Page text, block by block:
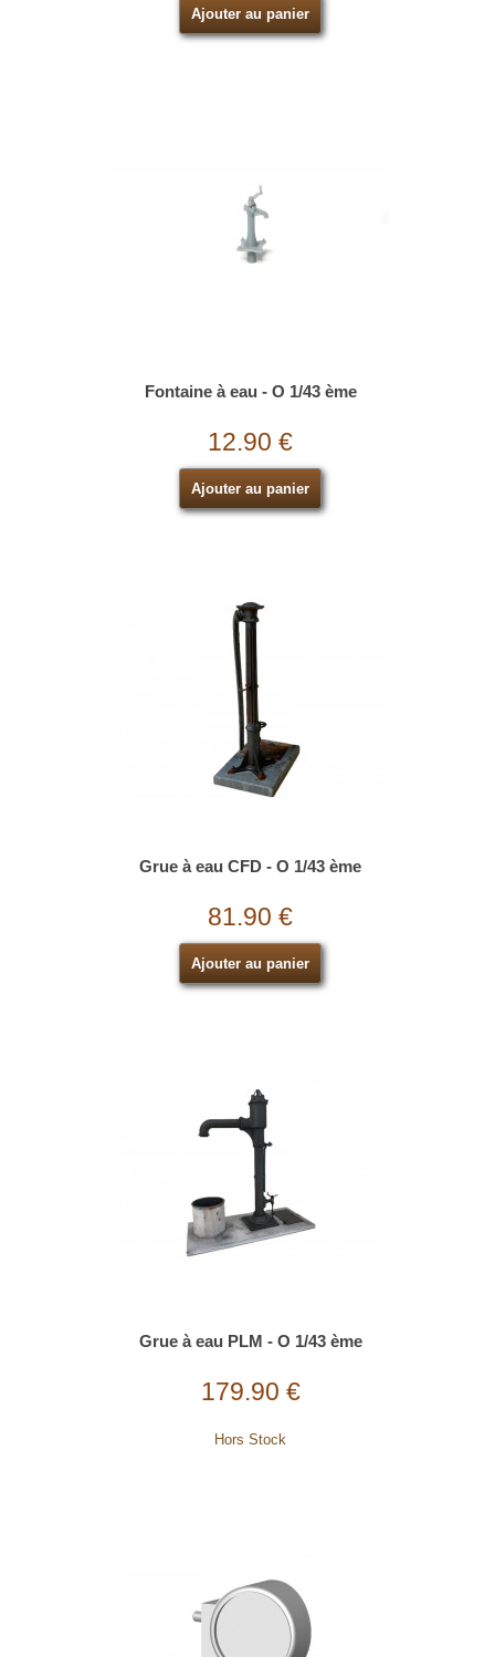
Ajouter au panier
Fontaine à eau - O 1/43 ème
12.90 €
Ajouter au panier
Grue à eau CFD - O 1/43 ème
81.90 €
Ajouter au panier
Grue à eau PLM - O 1/43 ème
179.90 €
Hors Stock